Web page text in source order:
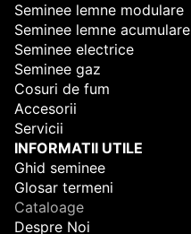
Seminee lemne modulare
Seminee lemne acumulare
Seminee electrice
Seminee gaz
Cosuri de fum
Accesorii
Servicii
INFORMATII UTILE
Ghid seminee
Glosar termeni
Cataloage
Despre Noi